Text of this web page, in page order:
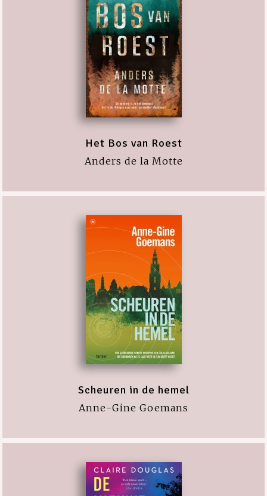
Het Bos van Roest
Anders de la Motte
Scheuren in de hemel
Anne-Gine Goemans